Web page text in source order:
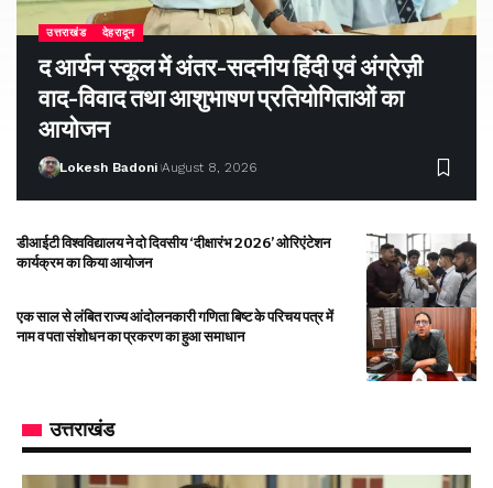
उत्तराखंड देहरादून
द आर्यन स्कूल में अंतर-सदनीय हिंदी एवं अंग्रेज़ी
वाद-विवाद तथा आशुभाषण प्रतियोगिताओं का
आयोजन
Lokesh Badoni August 8, 2026
डीआईटी विश्वविद्यालय ने दो दिवसीय ‘दीक्षारंभ 2026’ ओरिएंटेशन
कार्यक्रम का किया आयोजन
एक साल से लंबित राज्य आंदोलनकारी गणिता बिष्ट के परिचय पत्र में
नाम व पता संशोधन का प्रकरण का हुआ समाधान
उत्तराखंड